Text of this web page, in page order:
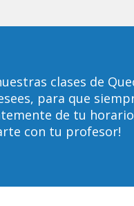
clases de
para que
de tu
con tu profesor!